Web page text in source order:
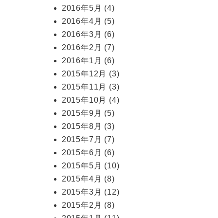
2016年5月 (4)
2016年4月 (5)
2016年3月 (6)
2016年2月 (7)
2016年1月 (6)
2015年12月
(3)
2015年11月
(3)
2015年10月
(4)
2015年9月 (5)
2015年8月 (3)
2015年7月 (7)
2015年6月 (6)
2015年5月 (10)
2015年4月 (8)
2015年3月 (12)
2015年2月 (8)